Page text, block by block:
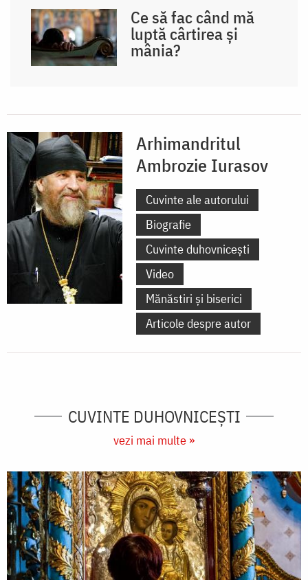
Ce să fac când mă
luptă cârtirea și
mânia?
Arhimandritul
Ambrozie Iurasov
Cuvinte ale autorului
Biografie
Cuvinte duhovnicești
Video
Mănăstiri și biserici
Articole despre autor
CUVINTE DUHOVNICEȘTI
vezi mai multe »